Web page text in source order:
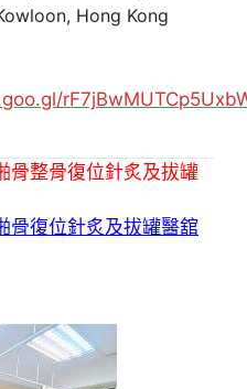
Hong Kong
骨整骨復位針炙及拔罐
骨復位針炙及拔罐醫舘